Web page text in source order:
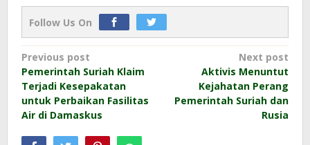
Follow Us On
Post
navigation
Previous post
Pemerintah Suriah Klaim
Terjadi Kesepakatan
untuk Perbaikan Fasilitas
Air di Damaskus
Next post
Aktivis Menuntut
Kejahatan Perang
Pemerintah Suriah dan
Rusia